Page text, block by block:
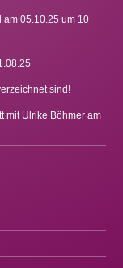
am 05.10.25 um 10
sind!
mit Ulrike Böhmer am